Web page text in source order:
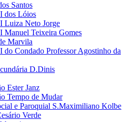
Santos
dos Lóios
Luiza Neto Jorge
Manuel Teixeira Gomes
Marvila
do Condado Professor Agostinho da
D.Dinis
Ester Janz
Tempo de Mudar
e Paroquial S.Maximiliano Kolbe
Verde